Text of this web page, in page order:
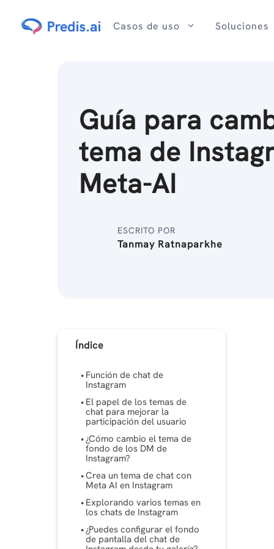
contenido
Casos de uso Soluciones
Guía para
tema de
Meta-AI
ESCRITO POR
Tanmay Ratnaparkhe
Índice
Función de chat de
Instagram
El papel de los temas de
chat para mejorar la
participación del usuario
¿Cómo cambio el tema de
fondo de los DM de
Instagram?
Crea un tema de chat con
Meta AI en Instagram
Explorando varios temas en
los chats de Instagram
¿Puedes configurar el fondo
de pantalla del chat de